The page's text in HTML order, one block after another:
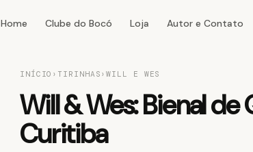
Home Clube do Bocó Loja Autor e Contato
INÍCIO › TIRINHAS ›WILL E WES
Will & Wes: Bienal
Curitiba